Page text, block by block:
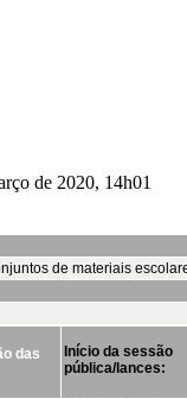
de 2020, 14h01
de materiais
das
Início da sessão
pública/lances: